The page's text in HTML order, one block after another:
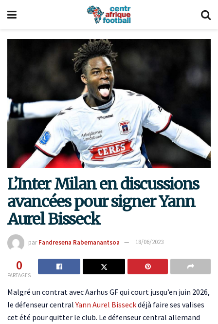
L’Inter Milan en discussions
avancées pour signer Yann
Aurel Bisseck
par Fandresena Rabemanantsoa 18/06/2023
0
PARTAGES
Malgré un contrat avec Aarhus GF qui court jusqu’en juin 2026,
le défenseur centralYann Aurel Bisseckdéjà faire ses valises
cet été pour quitter le club. Le défenseur central allemand